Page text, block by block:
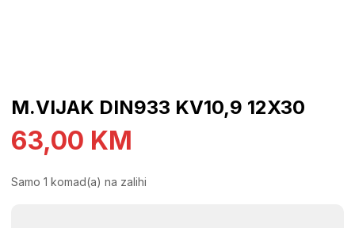
M.VIJAK DIN933 KV10,9 12X30
63,00 KM
Samo 1 komad(a) na zalihi